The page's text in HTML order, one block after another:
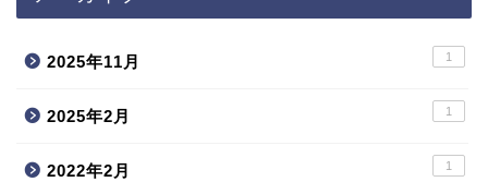
2025年11月 1
2025年2月 1
2022年2月 1